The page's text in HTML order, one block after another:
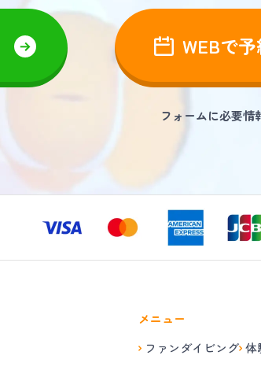
WEBで
フォームに必要情
メニュー
ファンダイビング 体